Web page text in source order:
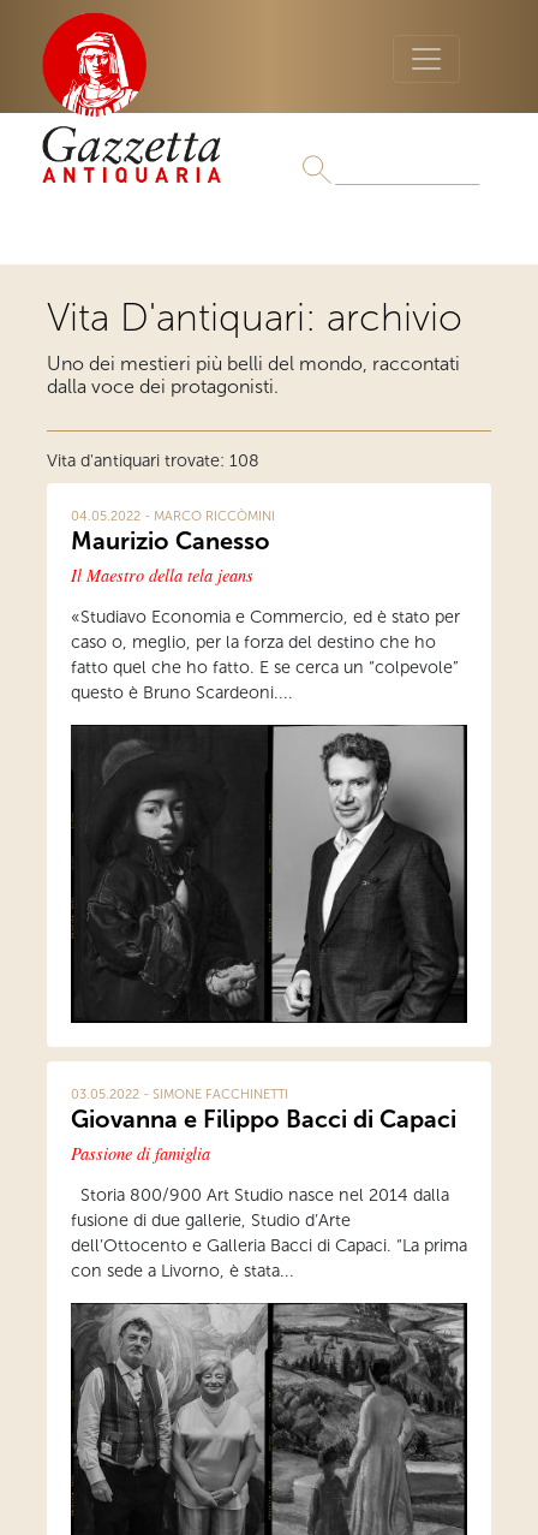
Vita D'antiquari: archivio
Uno dei mestieri più belli del mondo, raccontati
dalla voce dei protagonisti.
Vita d'antiquari trovate: 108
04.05.2022 - MARCO RICCÒMINI
Maurizio Canesso
Il Maestro della tela jeans
«Studiavo Economia e Commercio, ed è stato per
caso o, meglio, per la forza del destino che ho
fatto quel che ho fatto. E se cerca un “colpevole”
questo è Bruno Scardeoni....
03.05.2022 - SIMONE FACCHINETTI
Giovanna e Filippo Bacci di Capaci
Passione di famiglia
Storia 800/900 Art Studio nasce nel 2014 dalla
fusione di due gallerie, Studio d’Arte
dell’Ottocento e Galleria Bacci di Capaci. “La prima
con sede a Livorno, è stata...